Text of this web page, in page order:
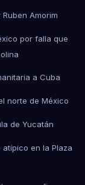
Amorim
por falla que
a Cuba
norte de México
de Yucatán
en la Plaza